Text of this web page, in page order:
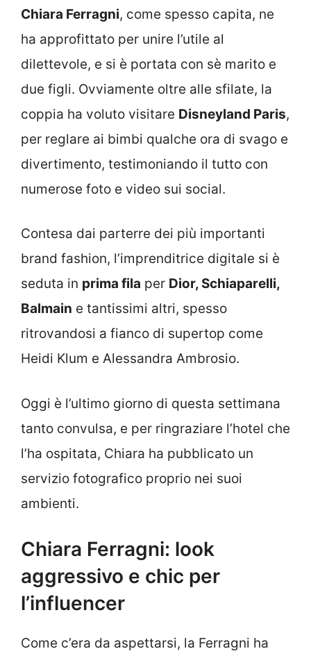
Chiara Ferragni, come spesso capita, ne
ha approfittato per unire l’utile al
dilettevole, e si è portata con sè marito e
due figli. Ovviamente oltre alle sfilate, la
coppia ha voluto visitare Disneyland Paris,
per reglare ai bimbi qualche ora di svago e
divertimento, testimoniando il tutto con
numerose foto e video sui social.
Contesa dai parterre dei più importanti
brand fashion, l’imprenditrice digitale si è
seduta in prima fila per Dior, Schiaparelli,
Balmain e tantissimi altri, spesso
ritrovandosi a fianco di supertop come
Heidi Klum e Alessandra Ambrosio.
Oggi è l’ultimo giorno di questa settimana
tanto convulsa, e per ringraziare l’hotel che
l’ha ospitata, Chiara ha pubblicato un
servizio fotografico proprio nei suoi
ambienti.
Chiara Ferragni: look
aggressivo e chic per
l’influencer
Come c’era da aspettarsi, la Ferragni ha